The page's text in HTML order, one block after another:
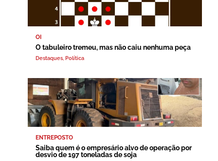
OI
O tabuleiro tremeu, mas não caiu nenhuma peça
Destaques, Política
ENTREPOSTO
Saiba quem é o empresário alvo de operação por
desvio de 197 toneladas de soja